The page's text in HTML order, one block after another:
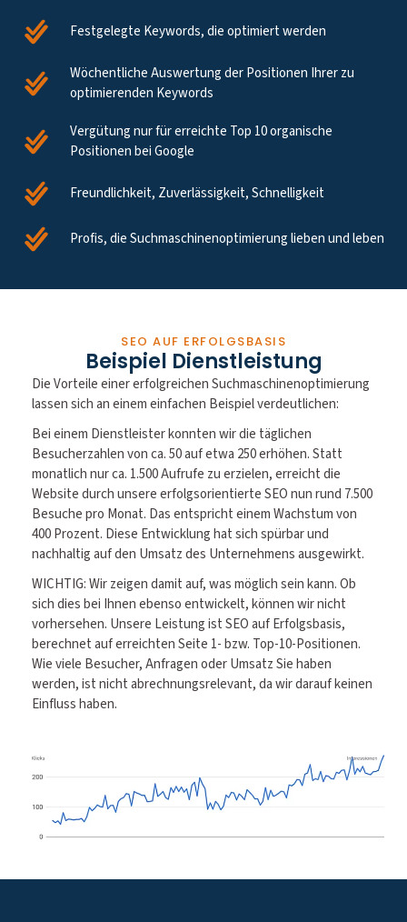
Festgelegte Keywords, die optimiert werden
Wöchentliche Auswertung der Positionen Ihrer zu
optimierenden Keywords
Vergütung nur für erreichte Top 10 organische
Positionen bei Google
Freundlichkeit, Zuverlässigkeit, Schnelligkeit
Profis, die Suchmaschinenoptimierung lieben und leben
SEO AUF ERFOLGSBASIS
Beispiel Dienstleistung
Die Vorteile einer erfolgreichen Suchmaschinenoptimierung
lassen sich an einem einfachen Beispiel verdeutlichen:
Bei einem Dienstleister konnten wir die täglichen
Besucherzahlen von ca. 50 auf etwa 250 erhöhen. Statt
monatlich nur ca. 1.500 Aufrufe zu erzielen, erreicht die
Website durch unsere erfolgsorientierte SEO nun rund 7.500
Besuche pro Monat. Das entspricht einem Wachstum von
400 Prozent. Diese Entwicklung hat sich spürbar und
nachhaltig auf den Umsatz des Unternehmens ausgewirkt.
WICHTIG: Wir zeigen damit auf, was möglich sein kann. Ob
sich dies bei Ihnen ebenso entwickelt, können wir nicht
vorhersehen. Unsere Leistung ist SEO auf Erfolgsbasis,
berechnet auf erreichten Seite 1- bzw. Top-10-Positionen.
Wie viele Besucher, Anfragen oder Umsatz Sie haben
werden, ist nicht abrechnungsrelevant, da wir darauf keinen
Einfluss haben.